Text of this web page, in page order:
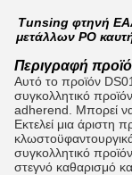
Tunsing φτηνή
μετάλλων PO
Περιγραφή
Αυτό το προϊόν
συγκολλητικό
adherend. Μπορεί να
Εκτελεί μια άριστη
συγκολλητικό
στεγνό καθαρισμό